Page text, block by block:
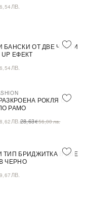
ЛВ.
БАНСКИ ОТ ДВЕ ЧАСТИ
UP ЕФЕКТ
ЛВ.
РОКЛЯ С
РАМО
ЛВ.28,63€56,00лв.
ТИП БРИДЖИТКА В ДВЕ
ЧЕРНО
ЛВ.